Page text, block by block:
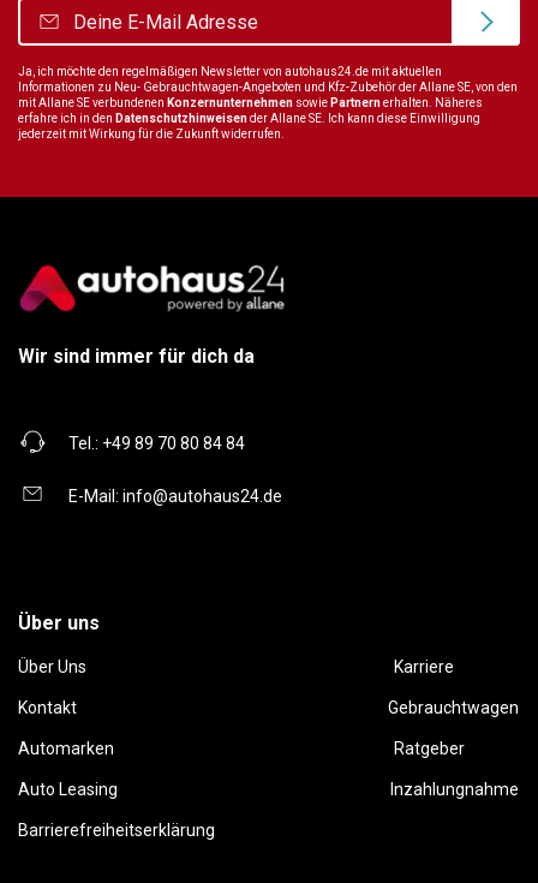
Ja, ich möchte den regelmäßigen Newsletter von autohaus24.de mit aktuellen
Informationen zu Neu- Gebrauchtwagen-Angeboten und Kfz-Zubehör der Allane SE, von den
mit Allane SE verbundenen Konzernunternehmen sowie Partnernerhalten. Näheres
erfahre ich in den Datenschutzhinweisender Allane SE. Ich kann diese Einwilligung
jederzeit mit Wirkung für die Zukunft widerrufen.
Wir sind immer für dich da
Tel.: +49 89 70 80 84 84
E-Mail: info@autohaus24.de
Über uns
Über Uns Karriere
Kontakt Gebrauchtwagen
Automarken Ratgeber
Auto Leasing Inzahlungnahme
Barrierefreiheitserklärung